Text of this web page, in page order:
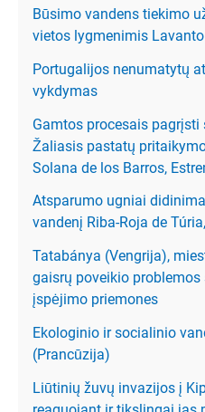
Būsimo vandens tiekimo
vietos lygmenimis
Portugalijos nenumatytų
vykdymas
Gamtos procesais
Žaliasis pastatų
Solana de los Barros,
Atsparumo ugniai
vandenį Riba-Roja de
Tatabánya (Vengrija),
gaisrų poveikio
įspėjimo priemones
Ekologinio ir socialinio
(Prancūzija)
Liūtinių žuvų invazijos į